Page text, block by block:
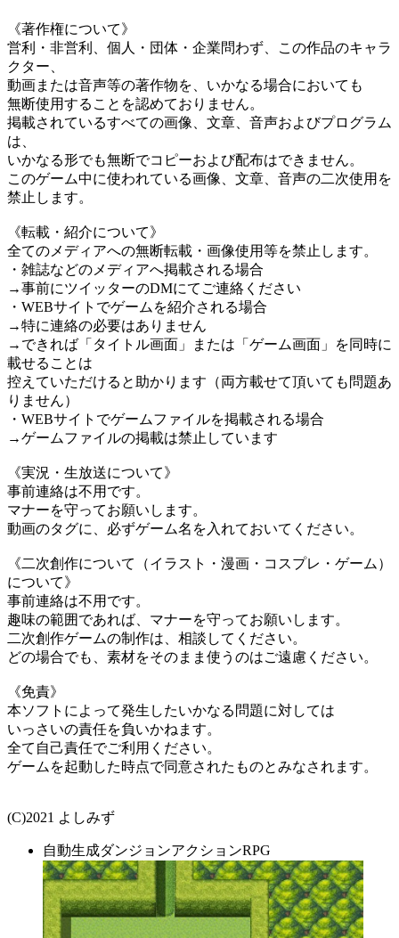
《著作権について》
営利・非営利、個人・団体・企業問わず、この作品のキャラ
クター、
動画または音声等の著作物を、いかなる場合においても
無断使用することを認めておりません。
掲載されているすべての画像、文章、音声およびプログラム
は、
いかなる形でも無断でコピーおよび配布はできません。
このゲーム中に使われている画像、文章、音声の二次使用を
禁止します。
《転載・紹介について》
全てのメディアへの無断転載・画像使用等を禁止します。
・雑誌などのメディアへ掲載される場合
→事前にツイッターのDMにてご連絡ください
・WEBサイトでゲームを紹介される場合
→特に連絡の必要はありません
→できれば「タイトル画面」または「ゲーム画面」を同時に
載せることは
控えていただけると助かります（両方載せて頂いても問題あ
りません）
・WEBサイトでゲームファイルを掲載される場合
→ゲームファイルの掲載は禁止しています
《実況・生放送について》
事前連絡は不用です。
マナーを守ってお願いします。
動画のタグに、必ずゲーム名を入れておいてください。
《二次創作について（イラスト・漫画・コスプレ・ゲーム）
について》
事前連絡は不用です。
趣味の範囲であれば、マナーを守ってお願いします。
二次創作ゲームの制作は、相談してください。
どの場合でも、素材をそのまま使うのはご遠慮ください。
《免責》
本ソフトによって発生したいかなる問題に対しては
いっさいの責任を負いかねます。
全て自己責任でご利用ください。
ゲームを起動した時点で同意されたものとみなされます。
(C)2021 よしみず
自動生成ダンジョンアクションRPG